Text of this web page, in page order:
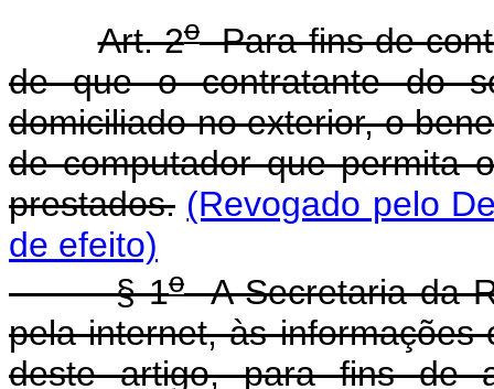
Art. 2oPara fins de
de que o contratante do
domiciliado no exterior, o
de computador que permita
prestados. (Revogado pelo
de efeito)
§ 1oA Secretaria da
pela internet, às
deste artigo, para fins de